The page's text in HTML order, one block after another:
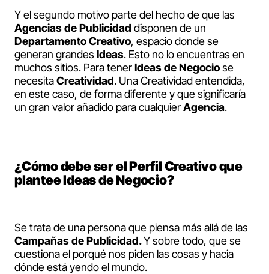
Y el segundo motivo parte del hecho de que las
Agencias de Publicidad disponen de un
Departamento Creativo, espacio donde se
generan grandes Ideas. Esto no lo encuentras en
muchos sitios. Para tenerIdeas de Negociose
necesitaCreatividad. Una Creatividad entendida,
en este caso, de forma diferente y que significaría
un gran valor añadido para cualquierAgencia.
¿Cómo debe ser el Perfil Creativo que
plantee Ideas de Negocio?
Se trata de una persona que piensa más allá de las
Campañas de Publicidad.Y sobre todo, que se
cuestiona el porqué nos piden las cosas y hacia
dónde está yendo el mundo.